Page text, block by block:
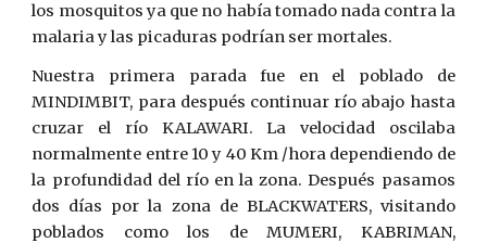
los mosquitos ya que no había tomado nada contra la
malaria y las picaduras podrían ser mortales.
Nuestra primera parada fue en el poblado de
MINDIMBIT, para después continuar río abajo hasta
cruzar el río KALAWARI. La velocidad oscilaba
normalmente entre 10 y 40 Km /hora dependiendo de
la profundidad del río en la zona. Después pasamos
dos días por la zona de BLACKWATERS, visitando
poblados como los de MUMERI, KABRIMAN,